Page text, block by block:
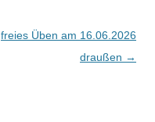
freies Üben am 16.06.2026
draußen →